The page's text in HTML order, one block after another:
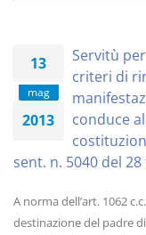
13
mag
2013
Servitù
criteri di
conduce
sent. n. 5040 del
A norma dell’art. 1062
destinazione del padre